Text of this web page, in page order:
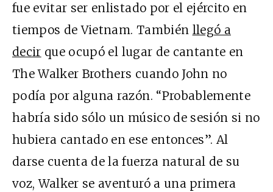
fue evitar ser enlistado por el ejército en
tiempos de Vietnam. También llegó a
decir que ocupó el lugar de cantante en
The Walker Brothers cuando John no
podía por alguna razón. “Probablemente
habría sido sólo un músico de sesión si no
hubiera cantado en ese entonces”. Al
darse cuenta de la fuerza natural de su
voz, Walker se aventuró a una primera